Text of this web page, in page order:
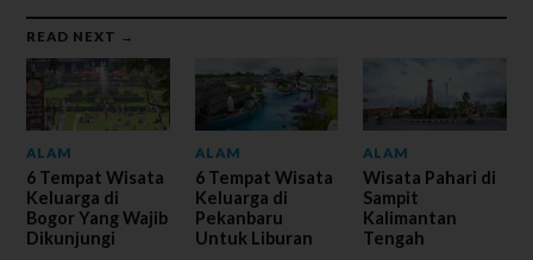
READ NEXT →
ALAM
6 Tempat Wisata
Keluarga di
Bogor Yang Wajib
Dikunjungi
ALAM
6 Tempat Wisata
Keluarga di
Pekanbaru
Untuk Liburan
ALAM
Wisata Pahari di
Sampit
Kalimantan
Tengah